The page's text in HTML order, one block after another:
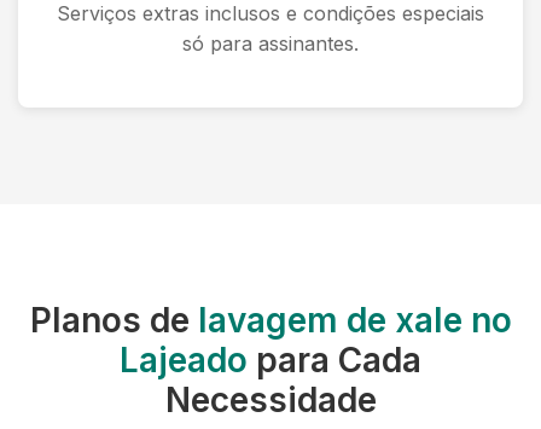
Serviços extras inclusos e condições especiais
só para assinantes.
Planos de lavagem de xale no
Lajeado para Cada
Necessidade